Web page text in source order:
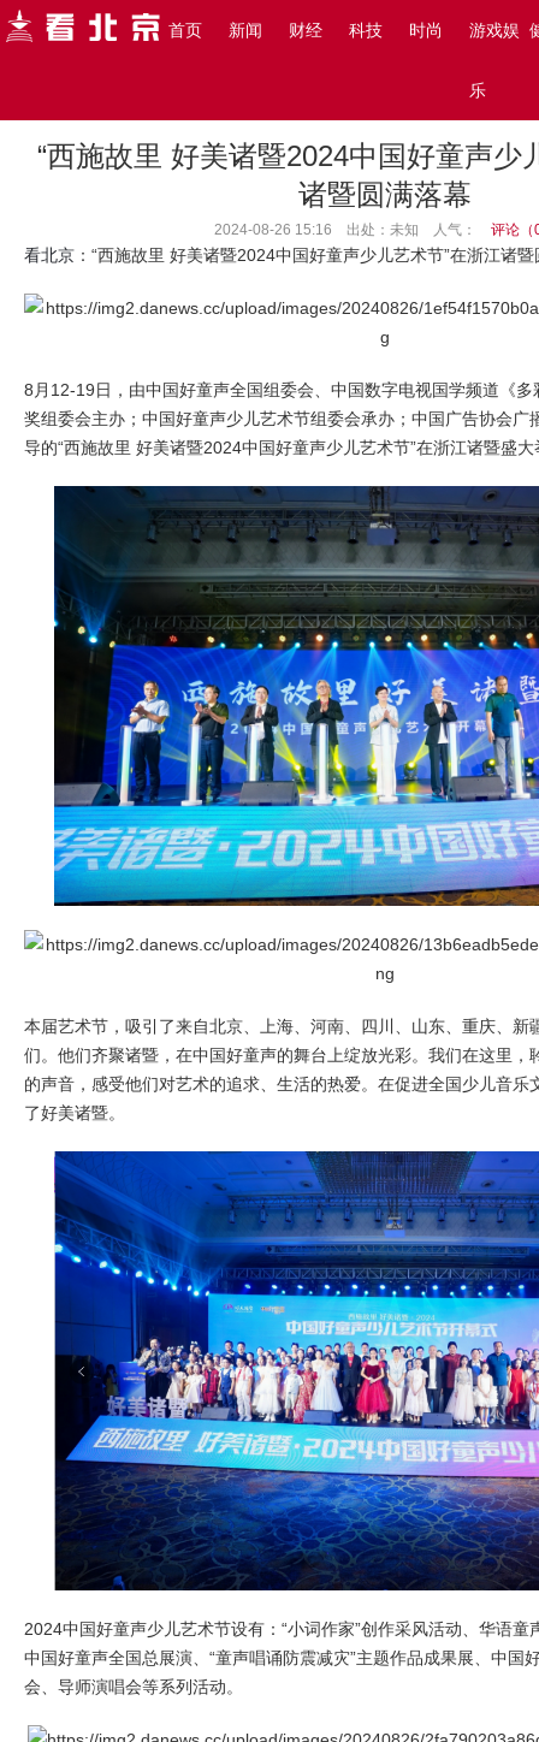
首页 新闻 财经 科技 时尚 游戏娱
乐
搜索
“西施故里 好美诸暨2024中国好童声少
诸暨圆满落幕
2024-08-26 15:16 出处：未知 人气： 评论（
看北京 ：“西施故里 好美诸暨2024中国好童声少儿艺术节”在浙江诸
8月12-19日，由中国好童声全国组委会、中国数字电视国学频道《
奖组委会主办；中国好童声少儿艺术节组委会承办；中国广告协会广
导的“西施故里 好美诸暨2024中国好童声少儿艺术节”在浙江诸暨盛大
本届艺术节，吸引了来自北京、上海、河南、四川、山东、重庆、新
们。他们齐聚诸暨，在中国好童声的舞台上绽放光彩。我们在这里，
的声音，感受他们对艺术的追求、生活的热爱。在促进全国少儿音乐
了好美诸暨。
2024中国好童声少儿艺术节设有：“小词作家”创作采风活动、华语
中国好童声全国总展演、“童声唱诵防震减灾”主题作品成果展、中国
会、导师演唱会等系列活动。